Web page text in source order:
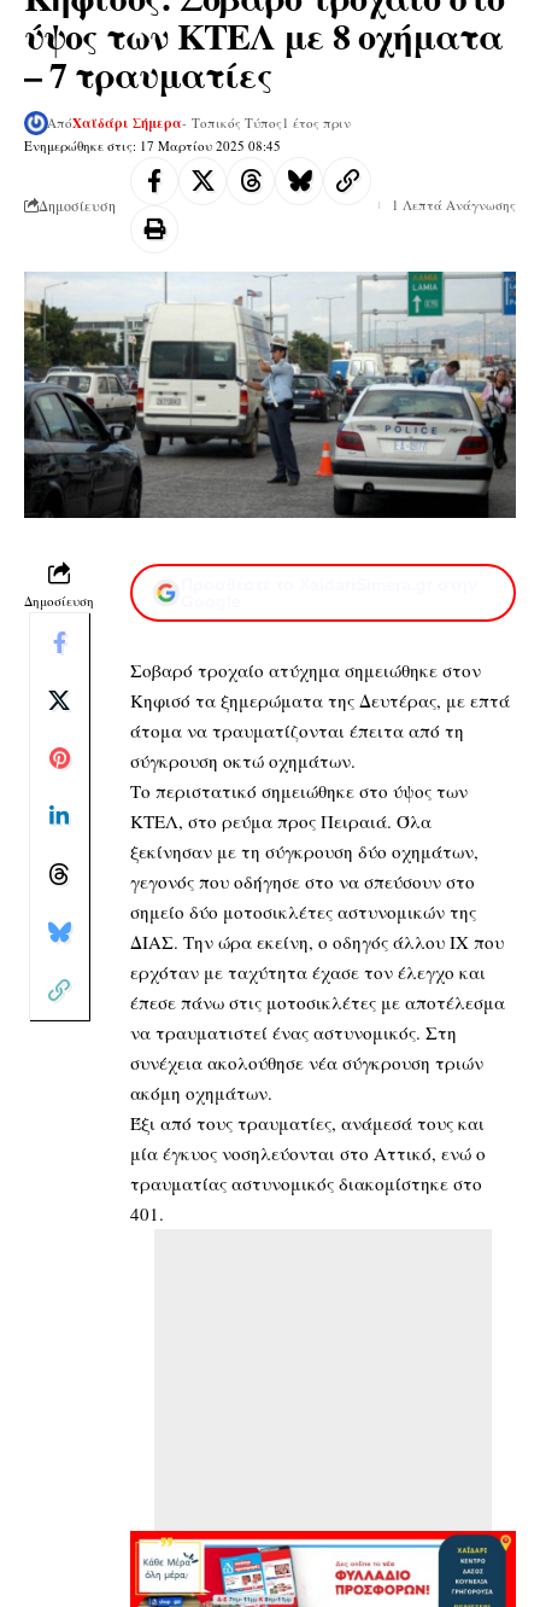
ύψος των ΚΤΕΛ με 8 οχήματα
– 7 τραυματίες
Ενημερώθηκε στις: 17 Μαρτίου 2025 08:45
ΑπόΧαϊδάρι Σήμερα- Τοπικός Τύπος 1 έτος πριν
Δημοσίευση 1 Λεπτά Ανάγνωσης
Δημοσίευση
Σοβαρό τροχαίο ατύχημα σημειώθηκε στον
Κηφισό τα ξημερώματα της Δευτέρας, με επτά
άτομα να τραυματίζονται έπειτα από τη
σύγκρουση οκτώ οχημάτων.
Το περιστατικό σημειώθηκε στο ύψος των
ΚΤΕΛ, στο ρεύμα προς Πειραιά. Όλα
ξεκίνησαν με τη σύγκρουση δύο οχημάτων,
γεγονός που οδήγησε στο να σπεύσουν στο
σημείο δύο μοτοσικλέτες αστυνομικών της
ΔΙΑΣ. Την ώρα εκείνη, ο οδηγός άλλου ΙΧ που
ερχόταν με ταχύτητα έχασε τον έλεγχο και
έπεσε πάνω στις μοτοσικλέτες με αποτέλεσμα
να τραυματιστεί ένας αστυνομικός. Στη
συνέχεια ακολούθησε νέα σύγκρουση τριών
ακόμη οχημάτων.
Έξι από τους τραυματίες, ανάμεσά τους και
μία έγκυος νοσηλεύονται στο Αττικό, ενώ ο
τραυματίας αστυνομικός διακομίστηκε στο
401.